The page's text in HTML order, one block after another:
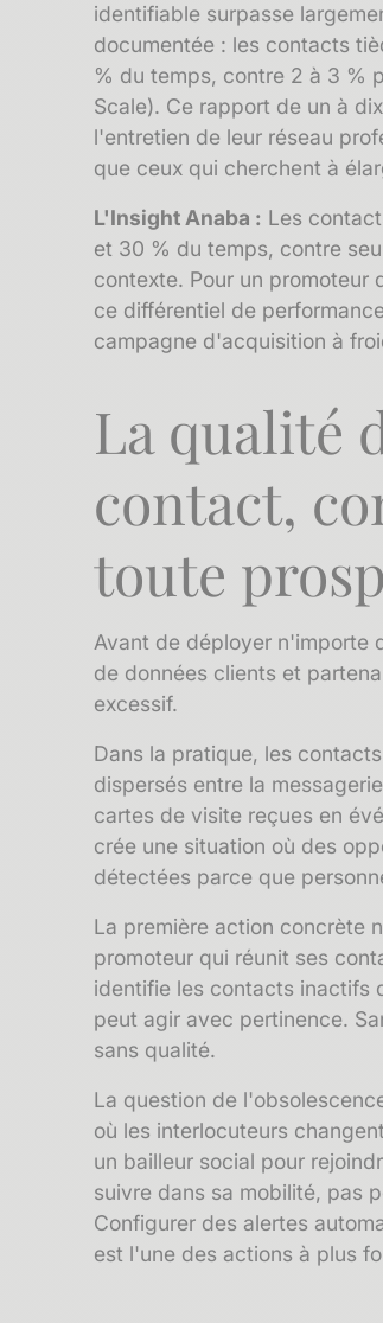
Notre plateforme vous permet
identifiable surpasse
documentée : les contacts
% du temps, contre 2 à 3 %
Scale). Ce rapport de un à
l'entretien de leur réseau
que ceux qui cherchent à
L'Insight Anaba : Les
et 30 % du temps, contre
contexte. Pour un promoteur
ce différentiel de
campagne d'acquisition à
La qualité
contact,
toute
Avant de déployer n'importe
de données clients et
excessif.
Dans la pratique, les
dispersés entre la
cartes de visite reçues en
crée une situation où des
détectées parce que
La première action concrète
promoteur qui réunit ses
identifie les contacts inactifs
peut agir avec pertinence.
sans qualité.
La question de l'
où les interlocuteurs
un bailleur social pour
suivre dans sa mobilité, pas
Configurer des alertes
est l'une des actions à plus